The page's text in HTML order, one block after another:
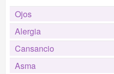
Ojos
Alergia
Cansancio
Asma